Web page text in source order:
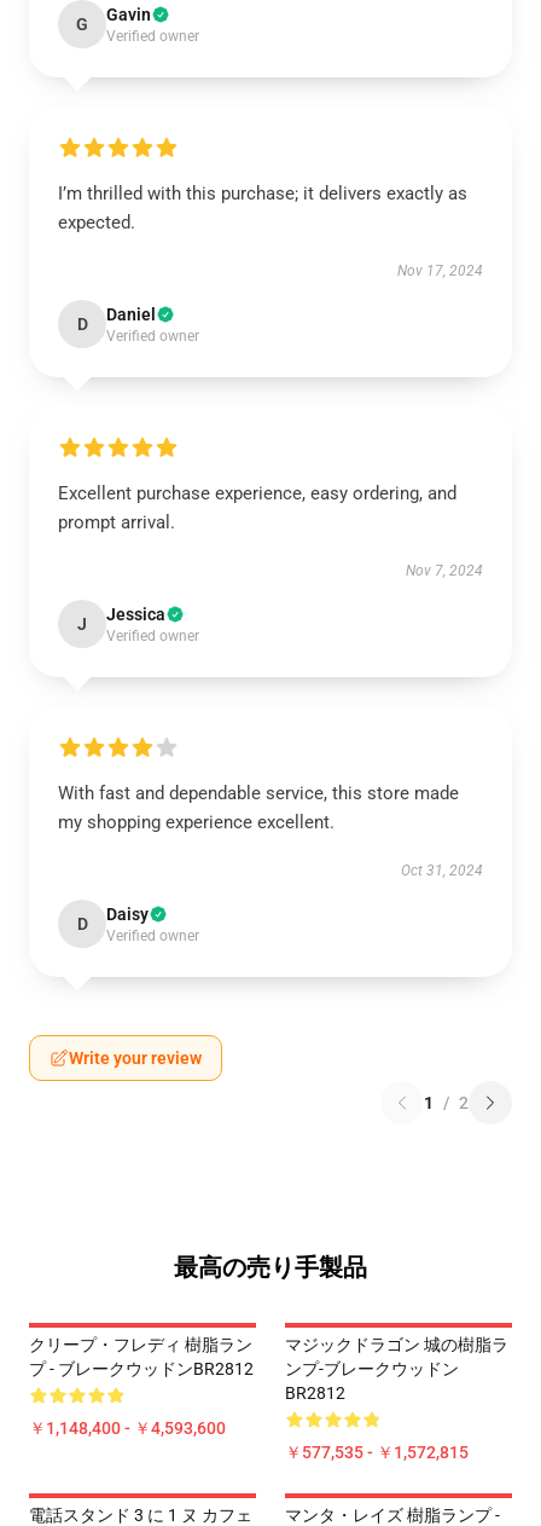
G Gavin
Verified owner
I’m thrilled with this purchase; it delivers exactly as
expected.
Nov 17, 2024
D Daniel
Verified owner
Excellent purchase experience, easy ordering, and
prompt arrival.
Nov 7, 2024
J Jessica
Verified owner
With fast and dependable service, this store made
my shopping experience excellent.
Oct 31, 2024
D Daisy
Verified owner
Write your review
1 / 2
最高の売り手製品
クリープ・フレディ 樹脂ラン
プ - ブレークウッドンBR2812
￥1,148,400 - ￥4,593,600
マジックドラゴン 城の樹脂ラ
ンプ-ブレークウッドン
BR2812
￥577,535 - ￥1,572,815
電話スタンド 3 に 1 ヌ カフェ
マンタ・レイズ 樹脂ランプ -